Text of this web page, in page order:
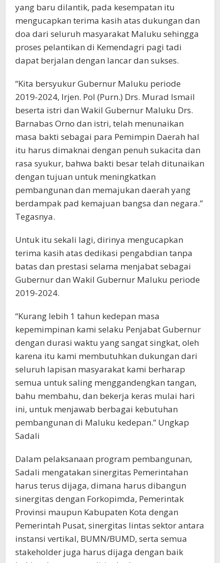
yang baru dilantik, pada kesempatan itu
mengucapkan terima kasih atas dukungan dan
doa dari seluruh masyarakat Maluku sehingga
proses pelantikan di Kemendagri pagi tadi
dapat berjalan dengan lancar dan sukses.
“Kita bersyukur Gubernur Maluku periode
2019-2024, Irjen. Pol (Purn.) Drs. Murad Ismail
beserta istri dan Wakil Gubernur Maluku Drs.
Barnabas Orno dan istri, telah menunaikan
masa bakti sebagai para Pemimpin Daerah hal
itu harus dimaknai dengan penuh sukacita dan
rasa syukur, bahwa bakti besar telah ditunaikan
dengan tujuan untuk meningkatkan
pembangunan dan memajukan daerah yang
berdampak pad kemajuan bangsa dan negara.”
Tegasnya.
Untuk itu sekali lagi, dirinya mengucapkan
terima kasih atas dedikasi pengabdian tanpa
batas dan prestasi selama menjabat sebagai
Gubernur dan Wakil Gubernur Maluku periode
2019-2024.
“Kurang lebih 1 tahun kedepan masa
kepemimpinan kami selaku Penjabat Gubernur
dengan durasi waktu yang sangat singkat, oleh
karena itu kami membutuhkan dukungan dari
seluruh lapisan masyarakat kami berharap
semua untuk saling menggandengkan tangan,
bahu membahu, dan bekerja keras mulai hari
ini, untuk menjawab berbagai kebutuhan
pembangunan di Maluku kedepan.” Ungkap
Sadali
Dalam pelaksanaan program pembangunan,
Sadali mengatakan sinergitas Pemerintahan
harus terus dijaga, dimana harus dibangun
sinergitas dengan Forkopimda, Pemerintak
Provinsi maupun Kabupaten Kota dengan
Pemerintah Pusat, sinergitas lintas sektor antara
instansi vertikal, BUMN/BUMD, serta semua
stakeholder juga harus dijaga dengan baik